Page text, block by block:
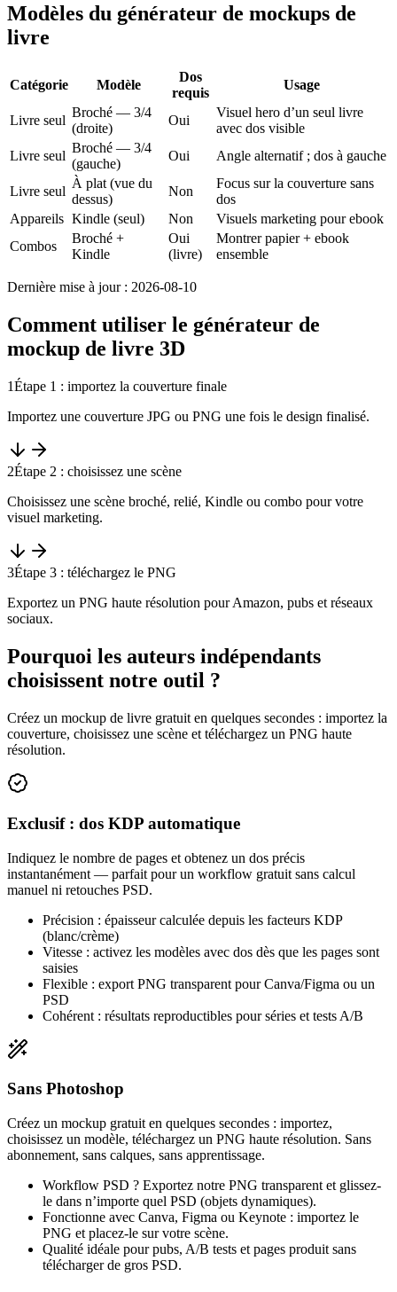
Modèles du générateur de mockups de
livre
Catégorie Modèle
Dos
requis
Usage
Livre seul
Broché — 3/4
(droite)
Oui
Visuel hero d’un seul livre
avec dos visible
Livre seul
Broché — 3/4
(gauche)
Oui Angle alternatif ; dos à gauche
Livre seul
À plat (vue du
dessus)
Non
Focus sur la couverture sans
dos
Appareils Kindle (seul) Non
Visuels marketing pour ebook
Combos
Broché +
Kindle
Oui
(livre)
Montrer papier + ebook
ensemble
Dernière mise à jour : 2026-08-10
Comment utiliser le générateur de
mockup de livre 3D
1Étape 1 : importez la couverture finale
Importez une couverture JPG ou PNG une fois le design finalisé.
2Étape 2 : choisissez une scène
Choisissez une scène broché, relié, Kindle ou combo pour votre
visuel marketing.
3Étape 3 : téléchargez le PNG
Exportez un PNG haute résolution pour Amazon, pubs et réseaux
sociaux.
Pourquoi les auteurs indépendants
choisissent notre outil ?
Créez un mockup de livre gratuit en quelques secondes : importez la
couverture, choisissez une scène et téléchargez un PNG haute
résolution.
Exclusif : dos KDP automatique
Indiquez le nombre de pages et obtenez un dos précis
instantanément — parfait pour un workflow gratuit sans calcul
manuel ni retouches PSD.
Précision : épaisseur calculée depuis les facteurs KDP
(blanc/crème)
Vitesse : activez les modèles avec dos dès que les pages sont
saisies
Flexible : export PNG transparent pour Canva/Figma ou un
PSD
Cohérent : résultats reproductibles pour séries et tests A/B
Sans Photoshop
Créez un mockup gratuit en quelques secondes : importez,
choisissez un modèle, téléchargez un PNG haute résolution. Sans
abonnement, sans calques, sans apprentissage.
Workflow PSD ? Exportez notre PNG transparent et glissez-
le dans n’importe quel PSD (objets dynamiques).
Fonctionne avec Canva, Figma ou Keynote : importez le
PNG et placez-le sur votre scène.
Qualité idéale pour pubs, A/B tests et pages produit sans
télécharger de gros PSD.